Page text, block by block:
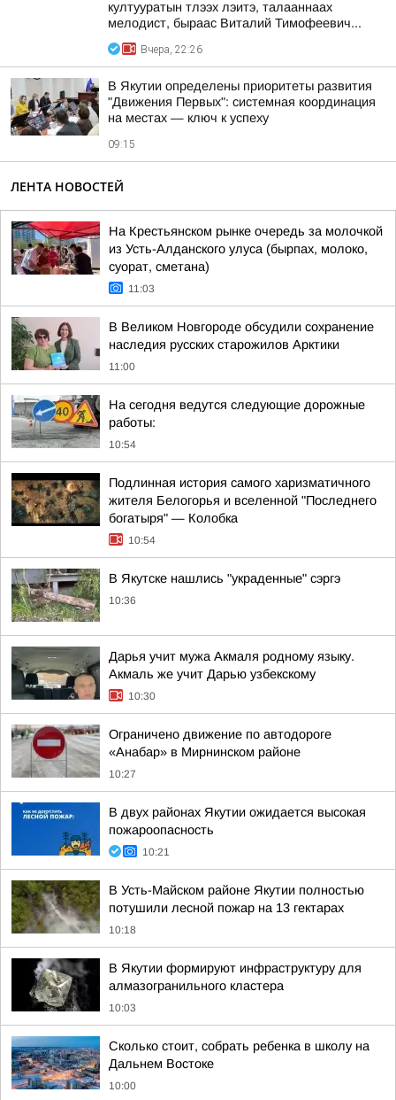
култууратын тлээх лэитэ, талааннаах
мелодист, быраас Виталий Тимофеевич...
Вчера, 22:26
В Якутии определены приоритеты развития
"Движения Первых": системная координация
на местах — ключ к успеху
09:15
ЛЕНТА НОВОСТЕЙ
На Крестьянском рынке очередь за молочкой
из Усть-Алданского улуса (бырпах, молоко,
суорат, сметана)
11:03
В Великом Новгороде обсудили сохранение
наследия русских старожилов Арктики
11:00
На сегодня ведутся следующие дорожные
работы:
10:54
Подлинная история самого харизматичного
жителя Белогорья и вселенной "Последнего
богатыря" — Колобка
10:54
В Якутске нашлись "украденные" сэргэ
10:36
Дарья учит мужа Акмаля родному языку.
Акмаль же учит Дарью узбекскому
10:30
Ограничено движение по автодороге
«Анабар» в Мирнинском районе
10:27
В двух районах Якутии ожидается высокая
пожароопасность
10:21
В Усть-Майском районе Якутии полностью
потушили лесной пожар на 13 гектарах
10:18
В Якутии формируют инфраструктуру для
алмазогранильного кластера
10:03
Сколько стоит, собрать ребенка в школу на
Дальнем Востоке
10:00